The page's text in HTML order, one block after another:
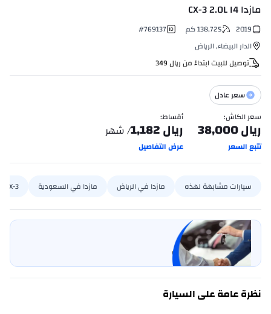
مازدا CX-3 2.0L I4
2019
138,725 كم #769137
الدار البيضاء,الرياض
توصيل للبيت ابتداءً من ريال 349
سعر عادل
سعر الكاش:
ريال38,000
تتبع السعر
أقساط:
ريال1,182/ شهر
عرض التفاصيل
سيارات مشابهة لهذه مازدا في الرياض مازدا في السعودية CX-3 في الرياض
بيع سيارتي
خليها على كارسويتش
نظرة عامة على السيارة